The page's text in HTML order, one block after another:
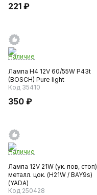
221 ₽
Наличие
Лампа H4 12V 60/55W P43t
(BOSCH) Pure light
Код 35410
350 ₽
Наличие
Лампа 12V 21W (ук. пов, стоп)
металл. цок. (H21W / BAY9s)
(YADA)
Код 250428